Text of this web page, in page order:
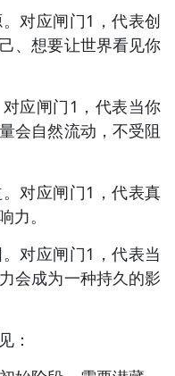
对应闸门1，代表创
、想要让世界看见你
应闸门1，代表当你
会自然流动，不受阻
对应闸门1，代表真
力。
对应闸门1，代表当
会成为一种持久的影
：